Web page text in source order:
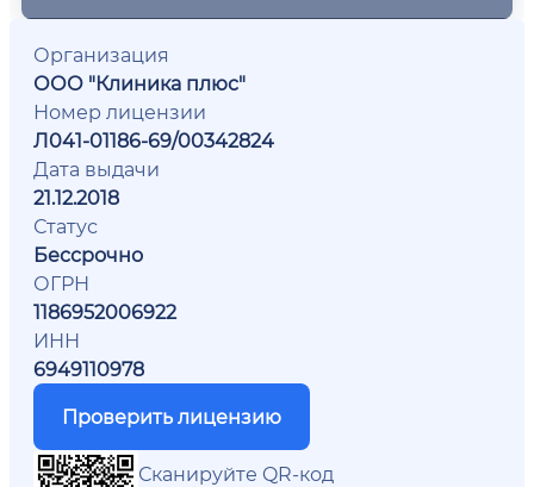
Организация
ООО "Клиника плюс"
Номер лицензии
Л041-01186-69/00342824
Дата выдачи
21.12.2018
Статус
Бессрочно
ОГРН
1186952006922
ИНН
6949110978
Проверить лицензию
Сканируйте QR-код